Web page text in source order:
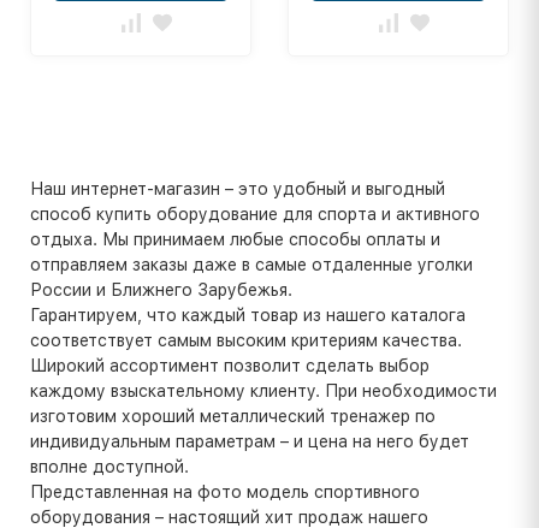
Наш интернет-магазин – это удобный и выгодный
способ купить оборудование для спорта и активного
отдыха. Мы принимаем любые способы оплаты и
отправляем заказы даже в самые отдаленные уголки
России и Ближнего Зарубежья.
Гарантируем, что каждый товар из нашего каталога
соответствует самым высоким критериям качества.
Широкий ассортимент позволит сделать выбор
каждому взыскательному клиенту. При необходимости
изготовим хороший металлический тренажер по
индивидуальным параметрам – и цена на него будет
вполне доступной.
Представленная на фото модель спортивного
оборудования – настоящий хит продаж нашего